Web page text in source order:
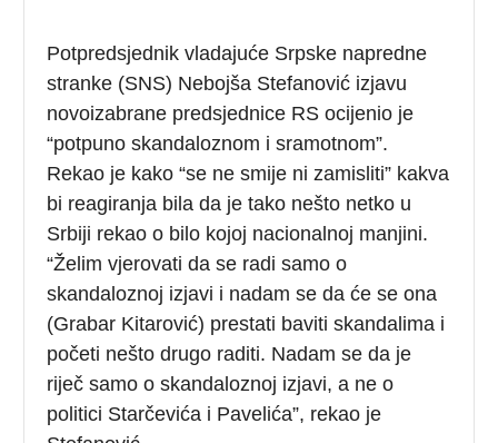
Potpredsjednik vladajuće Srpske napredne
stranke (SNS) Nebojša Stefanović izjavu
novoizabrane predsjednice RS ocijenio je
“potpuno skandaloznom i sramotnom”.
Rekao je kako “se ne smije ni zamisliti” kakva
bi reagiranja bila da je tako nešto netko u
Srbiji rekao o bilo kojoj nacionalnoj manjini.
“Želim vjerovati da se radi samo o
skandaloznoj izjavi i nadam se da će se ona
(Grabar Kitarović) prestati baviti skandalima i
početi nešto drugo raditi. Nadam se da je
riječ samo o skandaloznoj izjavi, a ne o
politici Starčevića i Pavelića”, rekao je